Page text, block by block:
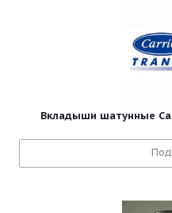
Вкладыши шатунные